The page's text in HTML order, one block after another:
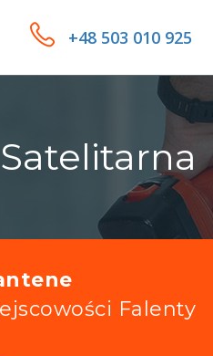
+48 503 010 925
Falenty